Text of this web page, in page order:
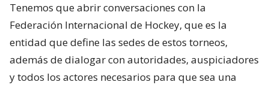
Tenemos que abrir conversaciones con la
Federación Internacional de Hockey, que es la
entidad que define las sedes de estos torneos,
además de dialogar con autoridades, auspiciadores
y todos los actores necesarios para que sea una